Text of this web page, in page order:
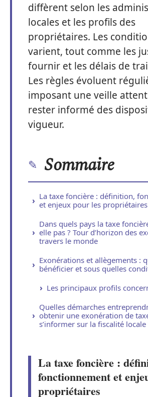
diffèrent selon les
locales et les profils des
propriétaires. Les
varient, tout comme les
fournir et les délais de
Les règles évoluent
imposant une veille
rester informé des
vigueur.
Sommaire
La taxe foncière : définition,
et enjeux pour les propriétaires
Dans quels pays la taxe
elle pas ? Tour d’horizon des
travers le monde
Exonérations et allègements :
bénéficier et sous quelles
Les principaux profils
Quelles démarches
obtenir une exonération de
s’informer sur la fiscalité locale
La taxe foncière :
fonctionnement et
propriétaires